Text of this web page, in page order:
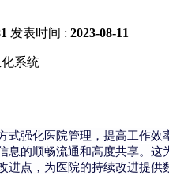
发表时间 : 2023-08-11
强化医院管理，提高工作
的顺畅流通和高度共享。
点，为医院的持续改进提